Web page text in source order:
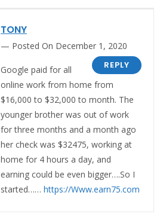
TONY
Posted On December 1, 2020
REPLY
Google paid for all
online work from home from
$16,000 to $32,000 to month. The
younger brother was out of work
for three months and a month ago
her check was $32475, working at
home for 4 hours a day, and
earning could be even bigger….So I
started…… https://Www.earn75.com